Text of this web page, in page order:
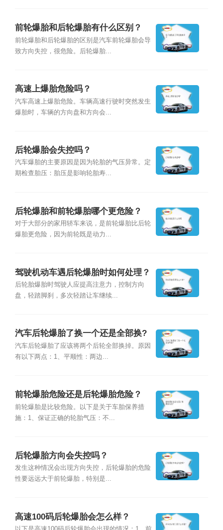
前轮爆胎和后轮爆胎有什么区别？
前轮爆胎和后轮爆胎的区别是汽车前轮爆胎会导
致方向失控，很危险。后轮爆胎...
高速上爆胎危险吗？
汽车高速上爆胎危险。车辆高速行驶时突然发生
爆胎时，车辆的方向盘和方向会...
后轮爆胎会失控吗？
汽车爆胎的主要原因是因为轮胎的气压异常。定
期检查胎压：胎压是影响轮胎寿...
后轮爆胎和前轮爆胎哪个更危险？
对于大部分的家用轿车来说，是前轮爆胎比后轮
爆胎更危险，因为前轮既是动力...
驾驶机动车遇后轮爆胎时如何处理？
后轮胎爆胎时驾驶人应提高注意力，控制方向
盘，轻踏脚刹，多次轻踏让车继续...
汽车后轮爆胎了换一个还是全部换?
汽车后轮爆胎了应该将两个后轮全部换掉。原因
有以下两点：1、平顺性：两边...
前轮爆胎危险还是后轮爆胎危险？
前轮爆胎是比较危险。以下是关于车胎保养措
施：1、保证正确的轮胎气压：不...
后轮爆胎方向会失控吗？
发生这种情况会出现方向失控，后轮爆胎的危险
性要远远大于前轮爆胎，特别是...
高速100码后轮爆胎会怎么样？